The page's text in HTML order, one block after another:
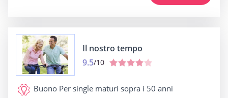
Il nostro tempo
9.5/10
Buono Per single maturi sopra i 50 anni